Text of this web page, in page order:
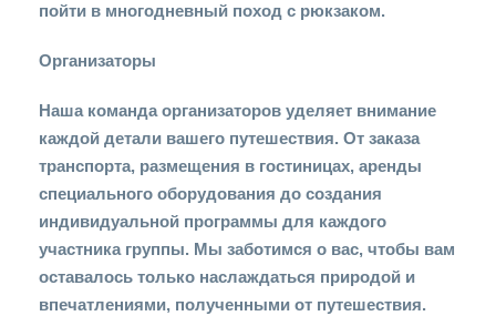
пойти в многодневный поход с рюкзаком.
Организаторы
Наша команда организаторов уделяет внимание
каждой детали вашего путешествия. От заказа
транспорта, размещения в гостиницах, аренды
специального оборудования до создания
индивидуальной программы для каждого
участника группы. Мы заботимся о вас, чтобы вам
оставалось только наслаждаться природой и
впечатлениями, полученными от путешествия.